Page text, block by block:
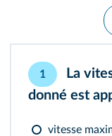
1
La
donné est
vitesse